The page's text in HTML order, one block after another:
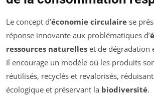
Le concept d’économie circulaire se
réponse innovante aux problématiques d’
ressources naturelles et de dégradation
Il encourage un modèle où les produits
réutilisés, recyclés et revalorisés,
écologique et préservant la biodiversité.